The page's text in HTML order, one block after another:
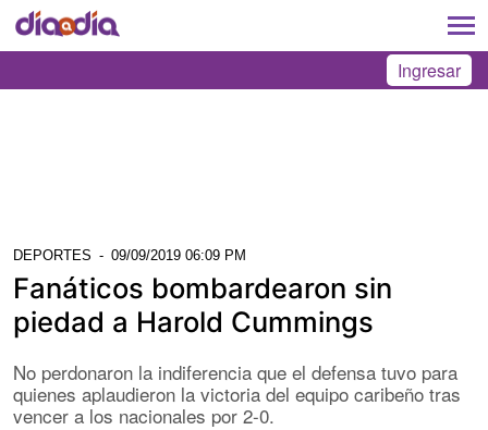
Ingresar
DEPORTES - 09/09/2019 06:09 PM
Fanáticos bombardearon sin
piedad a Harold Cummings
No perdonaron la indiferencia que el defensa tuvo para
quienes aplaudieron la victoria del equipo caribeño tras
vencer a los nacionales por 2-0.